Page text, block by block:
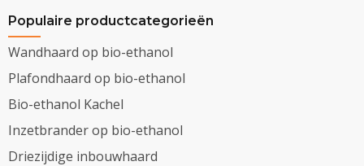
Populaire productcategorieën
Wandhaard op bio-ethanol
Plafondhaard op bio-ethanol
Bio-ethanol Kachel
Inzetbrander op bio-ethanol
Driezijdige inbouwhaard